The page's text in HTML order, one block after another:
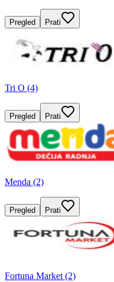
Pregled Prati
Tri O (4)
Pregled Prati
Menda (2)
Pregled Prati
Fortuna Market (2)